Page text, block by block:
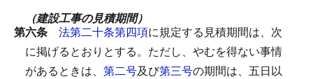
（建設工事の見積期間）
第六条 法第二十条第四項に規定する見積期間は、次
に掲げるとおりとする。 ただし、やむを得ない事情
があるときは、 第二号及び第三号の期間は、五日以